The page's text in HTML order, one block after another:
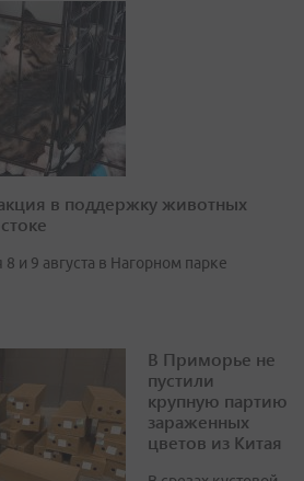
в поддержку животных
и 9 августа в Нагорном парке
В Приморье не
пустили
крупную партию
зараженных
цветов из Китая